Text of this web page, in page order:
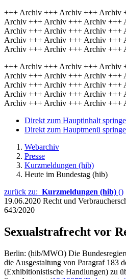
+++ Archiv +++ Archiv +++ Archiv
Archiv +++ Archiv +++ Archiv +++
Archiv +++ Archiv +++ Archiv +++
Archiv +++ Archiv +++ Archiv +++
Archiv +++ Archiv +++ Archiv +++
+++ Archiv +++ Archiv +++ Archiv
Archiv +++ Archiv +++ Archiv +++
Archiv +++ Archiv +++ Archiv +++
Archiv +++ Archiv +++ Archiv +++
Archiv +++ Archiv +++ Archiv +++
Direkt zum Hauptinhalt
Direkt zum Hauptmenü
Webarchiv
Presse
Kurzmeldungen (hib)
Heute im Bundestag (hib)
zurück zu: Kurzmeldungen (hib) ()
19.06.2020 Recht und
643/2020
Sexualstrafrecht vor
Berlin: (hib/MWO) Die
die Ausgestaltung von Paragraf 183
(Exhibitionistische Handlungen) zu